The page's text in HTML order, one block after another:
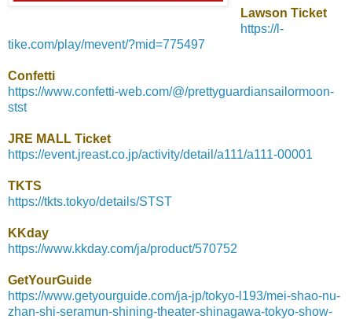
Lawson Ticket
https://l-
tike.com/play/mevent/?mid=775497
Confetti
https://www.confetti-web.com/@/prettyguardiansailormoon-
stst
JRE MALL Ticket
https://event.jreast.co.jp/activity/detail/a111/a111-00001
TKTS
https://tkts.tokyo/details/STST
KKday
https://www.kkday.com/ja/product/570752
GetYourGuide
https://www.getyourguide.com/ja-jp/tokyo-l193/mei-shao-nu-
zhan-shi-seramun-shining-theater-shinagawa-tokyo-show-